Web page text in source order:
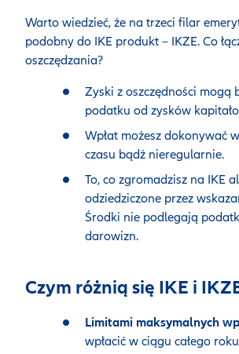
Warto wiedzieć, że na trzeci filar
podobny do IKE produkt – IKZE. Co
oszczędzania?
Zyski z oszczędności mogą
podatku od zysków
Wpłat możesz dokonywać
czasu bądź nieregularnie.
To, co zgromadzisz na IKE
odziedziczone przez
Środki nie podlegają
darowizn.
Czym różnią się IKE i
Limitami maksymalnych
wpłacić w ciągu całego